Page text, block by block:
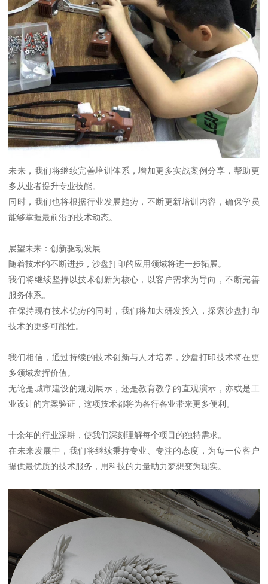
未来，我们将继续完善培训体系，增加更多实战案例分享，帮助更
多从业者提升专业技能。
同时，我们也将根据行业发展趋势，不断更新培训内容，确保学员
能够掌握最前沿的技术动态。
展望未来：创新驱动发展
随着技术的不断进步，沙盘打印的应用领域将进一步拓展。
我们将继续坚持以技术创新为核心，以客户需求为导向，不断完善
服务体系。
在保持现有技术优势的同时，我们将加大研发投入，探索沙盘打印
技术的更多可能性。
我们相信，通过持续的技术创新与人才培养，沙盘打印技术将在更
多领域发挥价值。
无论是城市建设的规划展示，还是教育教学的直观演示，亦或是工
业设计的方案验证，这项技术都将为各行各业带来更多便利。
十余年的行业深耕，使我们深刻理解每个项目的独特需求。
在未来发展中，我们将继续秉持专业、专注的态度，为每一位客户
提供最优质的技术服务，用科技的力量助力梦想变为现实。